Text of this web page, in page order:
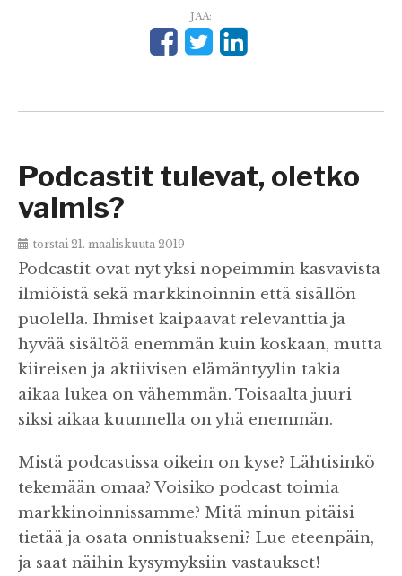
JAA:
Podcastit tulevat, oletko
valmis?
torstai 21. maaliskuuta 2019
Podcastit ovat nyt yksi nopeimmin kasvavista
ilmiöistä sekä markkinoinnin että sisällön
puolella. Ihmiset kaipaavat relevanttia ja
hyvää sisältöä enemmän kuin koskaan, mutta
kiireisen ja aktiivisen elämäntyylin takia
aikaa lukea on vähemmän. Toisaalta juuri
siksi aikaa kuunnella on yhä enemmän.
Mistä podcastissa oikein on kyse? Lähtisinkö
tekemään omaa? Voisiko podcast toimia
markkinoinnissamme? Mitä minun pitäisi
tietää ja osata onnistuakseni? Lue eteenpäin,
ja saat näihin kysymyksiin vastaukset!